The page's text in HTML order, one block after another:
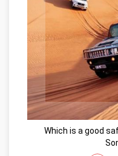
Which is a good